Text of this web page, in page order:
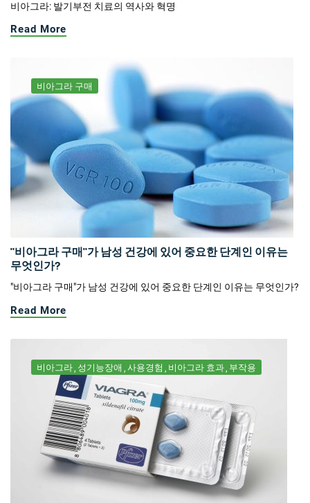
비아그라: 발기부전 치료의 역사와 혁명
Read More
비아그라 구매
"비아그라 구매"가 남성 건강에 있어 중요한 단계인 이유는
무엇인가?
"비아그라 구매"가 남성 건강에 있어 중요한 단계인 이유는 무엇인가?
Read More
비아그라 성기능장애 사용경험 비아그라 효과 부작용